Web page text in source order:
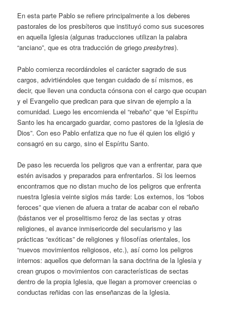
En esta parte Pablo se refiere principalmente a los deberes
pastorales de los presbíteros que instituyó como sus sucesores
en aquella Iglesia (algunas traducciones utilizan la palabra
“anciano”, que es otra traducción de griegopresbytres).
Pablo comienza recordándoles el carácter sagrado de sus
cargos, advirtiéndoles que tengan cuidado de sí mismos, es
decir, que lleven una conducta cónsona con el cargo que ocupan
y el Evangelio que predican para que sirvan de ejemplo a la
comunidad. Luego les encomienda el “rebaño” que “el Espíritu
Santo les ha encargado guardar, como pastores de la Iglesia de
Dios”. Con eso Pablo enfatiza que no fue él quien los eligió y
consagró en su cargo, sino el Espíritu Santo.
De paso les recuerda los peligros que van a enfrentar, para que
estén avisados y preparados para enfrentarlos. Si los leemos
encontramos que no distan mucho de los peligros que enfrenta
nuestra Iglesia veinte siglos más tarde: Los externos, los “lobos
feroces” que vienen de afuera a tratar de acabar con el rebaño
(bástanos ver el proselitismo feroz de las sectas y otras
religiones, el avance inmisericorde del secularismo y las
prácticas “exóticas” de religiones y filosofías orientales, los
“nuevos movimientos religiosos, etc.), así como los peligros
internos: aquellos que deforman la sana doctrina de la Iglesia y
crean grupos o movimientos con características de sectas
dentro de la propia Iglesia, que llegan a promover creencias o
conductas reñidas con las enseñanzas de la Iglesia.